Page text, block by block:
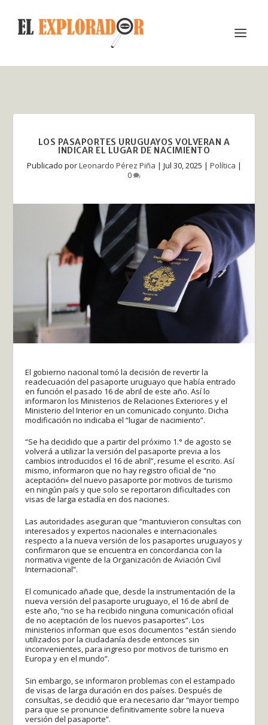
LOS PASAPORTES URUGUAYOS VOLVERAN A
INDICAR EL LUGAR DE NACIMIENTO
Publicado porLeonardo Pérez Piña | Jul 30, 2025 | Política |
0
El gobierno nacional tomó la decisión de revertir la
readecuación del pasaporte uruguayo que había entrado
en función el pasado 16 de abril de este año. Así lo
informaron los Ministerios de Relaciones Exteriores y el
Ministerio del Interior en un comunicado conjunto. Dicha
modificación no indicaba el “lugar de nacimiento”.
“Se ha decidido que a partir del próximo 1.° de agosto se
volverá a utilizar la versión del pasaporte previa a los
cambios introducidos el 16 de abril”, resume el escrito. Así
mismo, informaron que no hay registro oficial de “no
aceptación» del nuevo pasaporte por motivos de turismo
en ningún país y que solo se reportaron dificultades con
visas de larga estadía en dos naciones.
Las autoridades aseguran que “mantuvieron consultas con
interesados y expertos nacionales e internacionales
respecto a la nueva versión de los pasaportes uruguayos y
confirmaron que se encuentra en concordancia con la
normativa vigente de la Organización de Aviación Civil
Internacional”.
El comunicado añade que, desde la instrumentación de la
nueva versión del pasaporte uruguayo, el 16 de abril de
este año, “no se ha recibido ninguna comunicación oficial
de no aceptación de los nuevos pasaportes”. Los
ministerios informan que esos documentos “están siendo
utilizados por la ciudadanía desde entonces sin
inconvenientes, para ingreso por motivos de turismo en
Europa y en el mundo”.
Sin embargo, se informaron problemas con el estampado
de visas de larga duración en dos países. Después de
consultas, se decidió que era necesario dar “mayor tiempo
para que se pronuncie definitivamente sobre la nueva
versión del pasaporte”.